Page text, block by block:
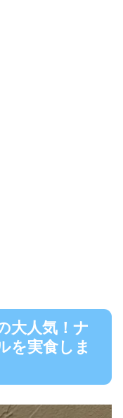
大人気！ナ
を実食しま